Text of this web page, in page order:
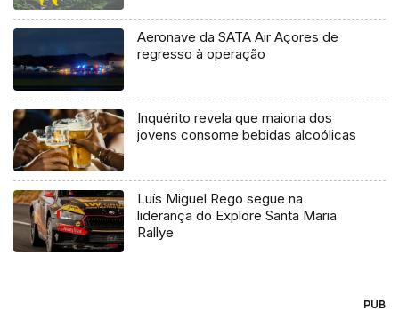
Aeronave da SATA Air Açores de
regresso à operação
Inquérito revela que maioria dos
jovens consome bebidas alcoólicas
Luís Miguel Rego segue na
liderança do Explore Santa Maria
Rallye
PUB